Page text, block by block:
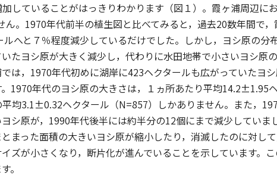
していることがはっきりわかります（図１）。霞ヶ浦周辺に
ん。1970年代前半の植生図と比べてみると，過去20数年間で
ルへと７％程度減少しているだけでした。しかし，ヨシ原の分
たヨシ原が大きく減少し，代わりに水田地帯で小さいヨシ原
は，1970年代初めに湖岸に423ヘクタールも広がっていたヨ
1970年代のヨシ原の大きさは，１ヵ所あたり平均14.2±1.95
均3.1±0.32ヘクタール（N=857）しかありません。また，
シ原が，1990年代後半には約半分の12個にまで減少してい
まった面積の大きいヨシ原が縮小したり，消滅したのに対し
ズが小さくなり，断片化が進んでいることを示しています。
。